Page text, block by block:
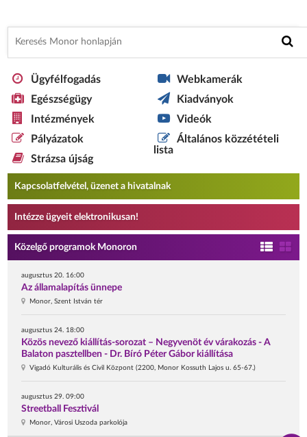
Ügyfélfogadás
Egészségügy
Intézmények
Pályázatok
Strázsa újság
Webkamerák
Kiadványok
Videók
Általános közzétételi
lista
Kapcsolatfelvétel, üzenet a hivatalnak
Intézze ügyeit elektronikusan!
Közelgő programok Monoron
augusztus 20. 16:00
Az államalapítás ünnepe
Monor, Szent István tér
augusztus 24. 18:00
Közös nevező kiállítás-sorozat – Negyvenöt év várakozás - A
Balaton pasztellben - Dr. Bíró Péter Gábor kiállítása
Vigadó Kulturális és Civil Központ (2200, Monor Kossuth Lajos u. 65-67.)
augusztus 29. 09:00
Streetball Fesztivál
Monor, Városi Uszoda parkolója